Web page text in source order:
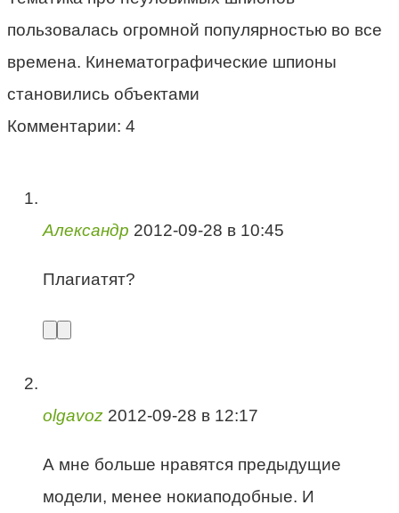
пользовалась огромной популярностью во все
времена. Кинематографические шпионы
становились объектами
Комментарии: 4
Александр 2012-09-28 в 10:45
Плагиатят?
olgavoz 2012-09-28 в 12:17
А мне больше нравятся предыдущие
модели, менее нокиаподобные. И